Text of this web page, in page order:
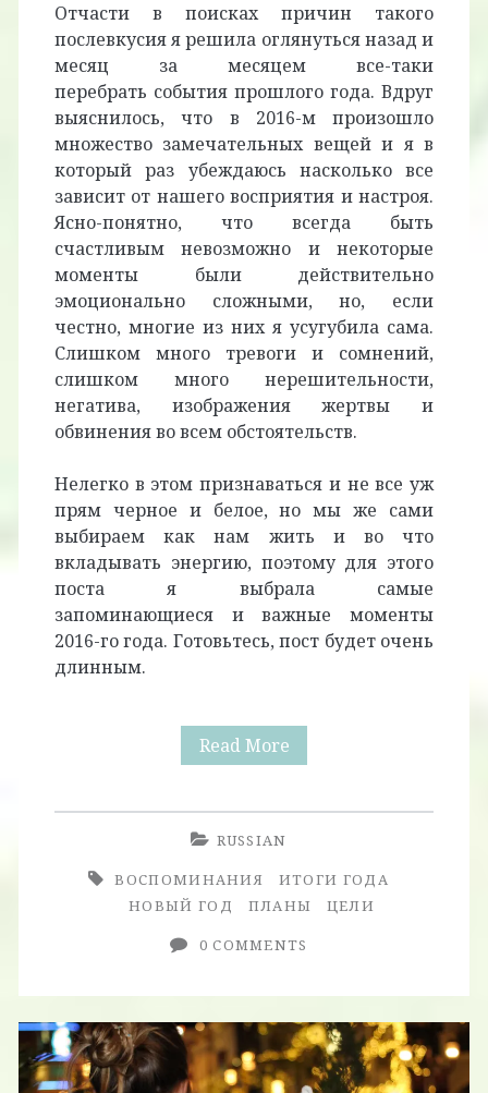
Отчасти в поисках причин такого
послевкусия я решила оглянуться назад и
месяц за месяцем все-таки
перебрать события прошлого года. Вдруг
выяснилось, что в 2016-м произошло
множество замечательных вещей и я в
который раз убеждаюсь насколько все
зависит от нашего восприятия и настроя.
Ясно-понятно, что всегда быть
счастливым невозможно и некоторые
моменты были действительно
эмоционально сложными, но, если
честно, многие из них я усугубила сама.
Слишком много тревоги и сомнений,
слишком много нерешительности,
негатива, изображения жертвы и
обвинения во всем обстоятельств.
Нелегко в этом признаваться и не все уж
прям черное и белое, но мы же сами
выбираем как нам жить и во что
вкладывать энергию, поэтому для этого
поста я выбрала самые
запоминающиеся и важные моменты
2016-го года. Готовьтесь, пост будет очень
длинным.
Read More2016:
RUSSIAN
ВОСПОМИНАНИЯ
ИТОГИ ГОДА
НОВЫЙ ГОД
ПЛАНЫ
ЦЕЛИ
0 COMMENTS